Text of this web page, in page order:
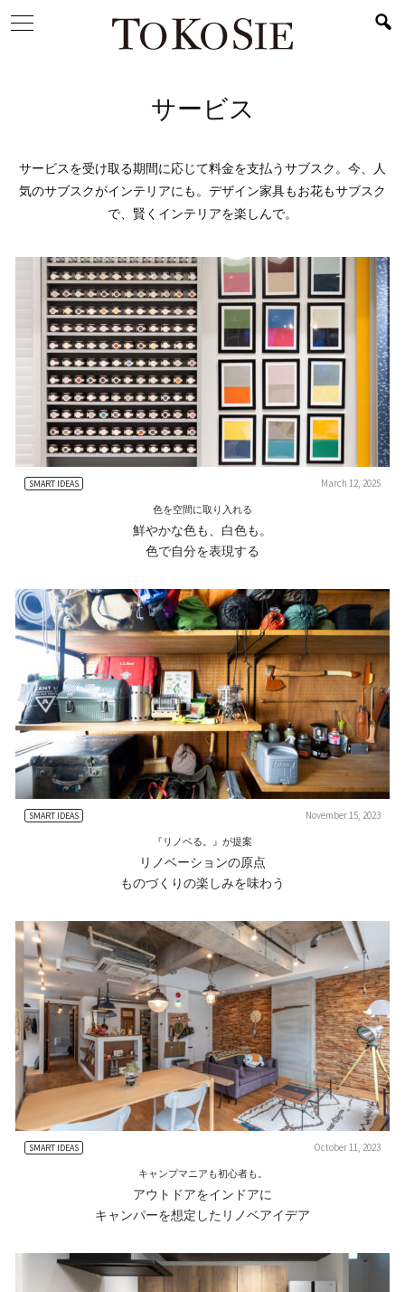
サービス
サービスを受け取る期間に応じて料金を支払うサブスク。今、人
気のサブスクがインテリアにも。デザイン家具もお花もサブスク
で、賢くインテリアを楽しんで。
SMART IDEAS March 12, 2025
色を空間に取り入れる
鮮やかな色も、白色も。
色で自分を表現する
SMART IDEAS November 15, 2023
『リノベる。』が提案
リノベーションの原点
ものづくりの楽しみを味わう
SMART IDEAS October 11, 2023
キャンプマニアも初心者も。
アウトドアをインドアに
キャンパーを想定したリノベアイデア